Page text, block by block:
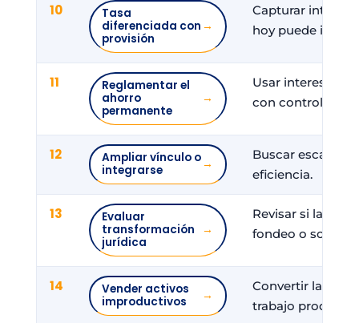
10
Tasa
diferenciada con
provisión
→
Capturar
hoy puede ir a
11
Reglamentar el
ahorro
permanente
→
Usar intereses o
con control de
12
Ampliar vínculo o
integrarse
→
Buscar escala
eficiencia.
13
Evaluar
transformación
jurídica
→
Revisar si la
fondeo o
14
Vender activos
improductivos
→
Convertir ladrillo
trabajo